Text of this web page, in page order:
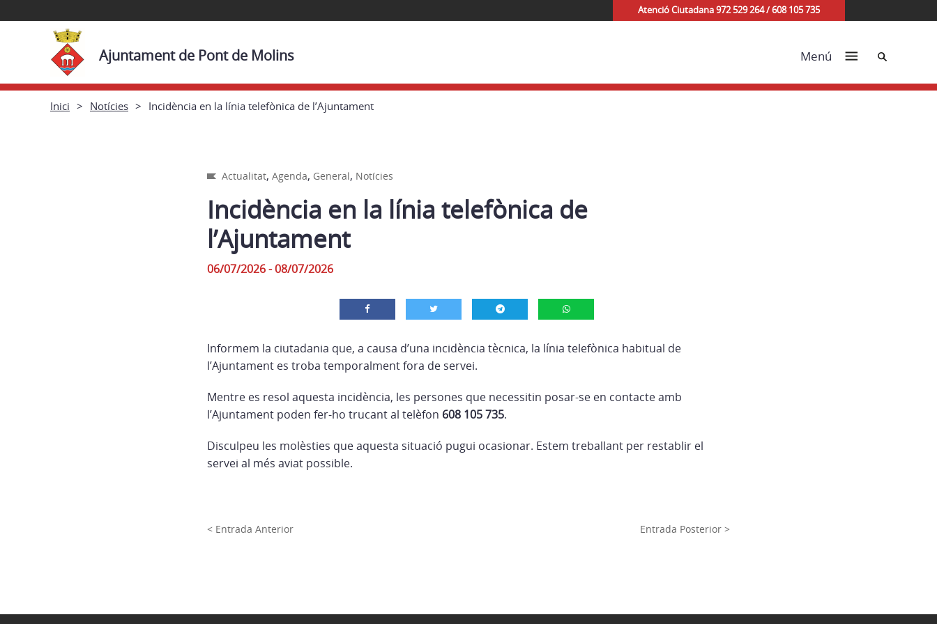
Atenció Ciutadana 972 529 264 / 608 105 735
Ajuntament de Pont de Molins Menú Cerca
Inici Notícies Incidència en la línia telefònica de l’Ajuntament
Actualitat, Agenda, General, Notícies
Incidència en la línia telefònica de
l’Ajuntament
06/07/2026 - 08/07/2026
Informem la ciutadania que, a causa d’una incidència tècnica, la línia telefònica habitual de
l’Ajuntament es troba temporalment fora de servei.
Mentre es resol aquesta incidència, les persones que necessitin posar-se en contacte amb
l’Ajuntament poden fer-ho trucant al telèfon 608 105 735.
Disculpeu les molèsties que aquesta situació pugui ocasionar. Estem treballant per restablir el
servei al més aviat possible.
< Entrada Anterior Entrada Posterior >